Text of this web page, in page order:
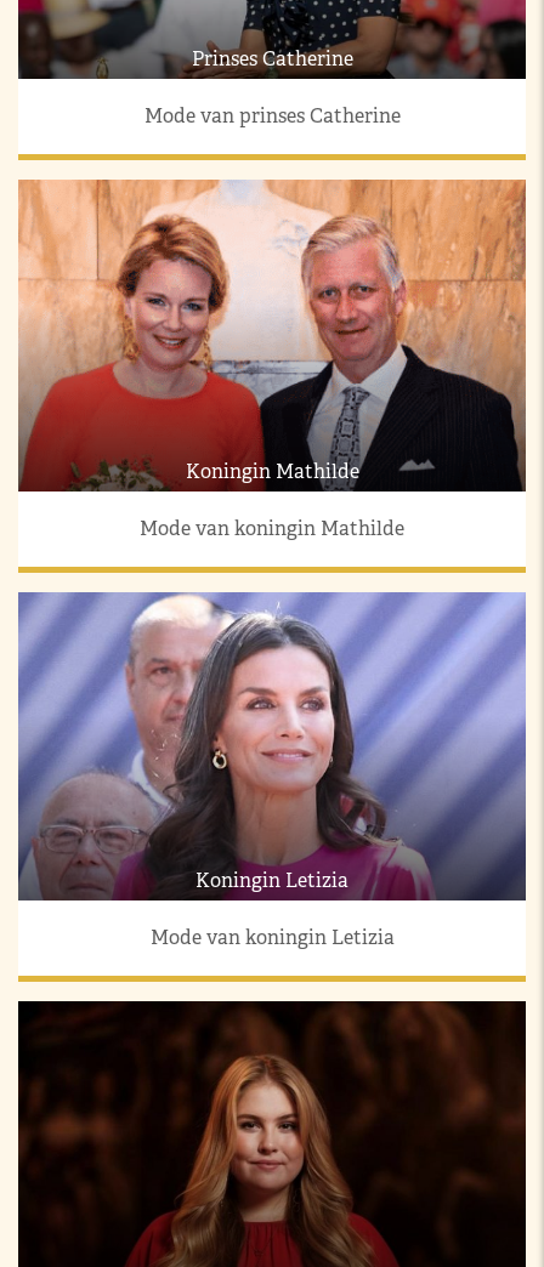
Prinses Catherine
Mode van prinses Catherine
Koningin Mathilde
Mode van koningin Mathilde
Koningin Letizia
Mode van koningin Letizia